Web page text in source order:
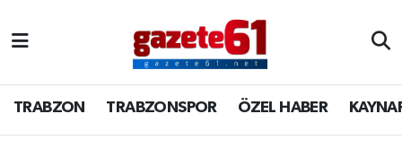
TRABZON TRABZONSPOR ÖZEL HABER
TRABZONSPOR
Trabzon Nöbetçi Eczaneler
Trabzon Hava Durumu